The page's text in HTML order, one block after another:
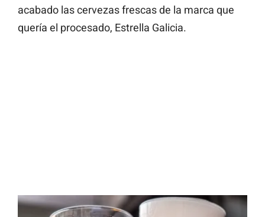
acabado las cervezas frescas de la marca que
quería el procesado, Estrella Galicia.